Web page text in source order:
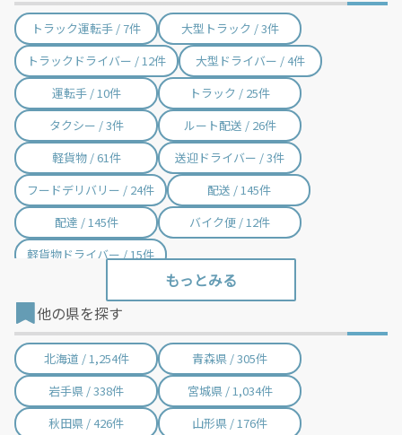
小笠原村 / 1件
トラック運転手 / 7件
大型トラック / 3件
トラックドライバー / 12件
大型ドライバー / 4件
運転手 / 10件
トラック / 25件
タクシー / 3件
ルート配送 / 26件
軽貨物 / 61件
送迎ドライバー / 3件
フードデリバリー / 24件
配送 / 145件
配達 / 145件
バイク便 / 12件
軽貨物ドライバー / 15件
他の県を探す
北海道 / 1,254件
青森県 / 305件
岩手県 / 338件
宮城県 / 1,034件
秋田県 / 426件
山形県 / 176件